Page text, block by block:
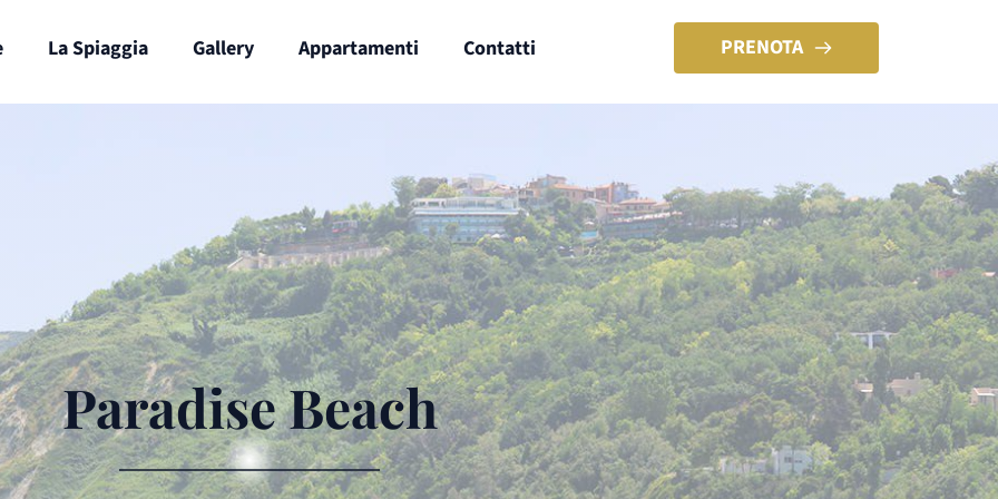
La Spiaggia Gallery Appartamenti Contatti PRENOTA
Paradise Beach